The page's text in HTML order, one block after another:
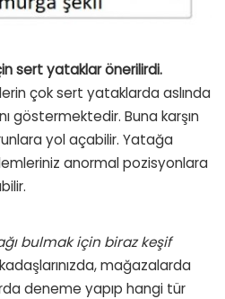
sert yataklar önerilirdi.
çok sert yataklarda aslında
göstermektedir. Buna karşın
yol açabilir. Yatağa
anormal pozisyonlara
bulmak için biraz keşif
mağazalarda
deneme yapıp hangi tür